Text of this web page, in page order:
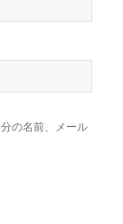
の名前、メール